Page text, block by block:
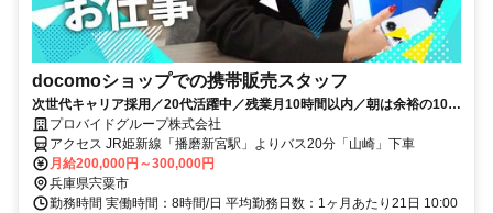
docomoショップでの携帯販売スタッフ
次世代キャリア採用／20代活躍中／残業月10時間以内／朝は余裕の10時
スタート
プロバイドグループ株式会社
アクセス JR姫新線「播磨新宮駅」よりバス20分「山崎」下車
月給200,000円～300,000円
兵庫県宍粟市
勤務時間 実働時間：8時間/日 平均勤務日数：1ヶ月あたり21日 10:00